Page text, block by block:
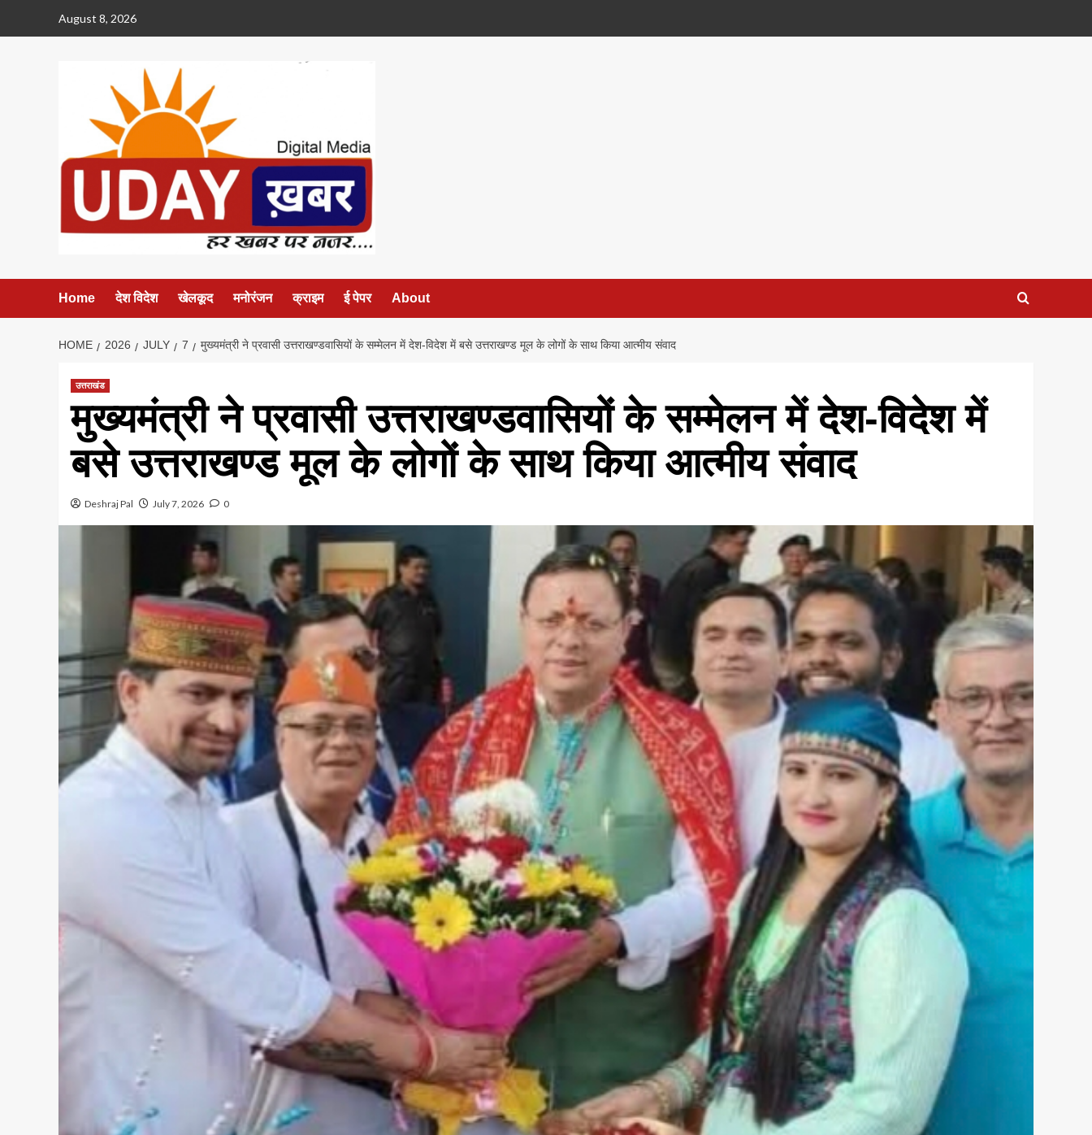
August 8, 2026
Home देश विदेश खेलकूद मनोरंजन क्राइम ई पेपर About
HOME 2026 JULY 7 मुख्यमंत्री ने प्रवासी उत्तराखण्डवासियों के सम्मेलन में देश-विदेश में बसे उत्तराखण्ड मूल के लोगों के साथ किया आत्मीय संवाद
उत्तराखंड
मुख्यमंत्री ने प्रवासी उत्तराखण्डवासियों के सम्मेलन में देश-विदेश में
बसे उत्तराखण्ड मूल के लोगों के साथ किया आत्मीय संवाद
Deshraj Pal July 7, 2026 0